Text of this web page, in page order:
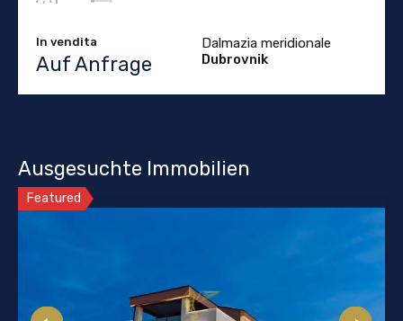
In vendita
Auf Anfrage
Dalmazia meridionale
Dubrovnik
Ausgesuchte Immobilien
Featured